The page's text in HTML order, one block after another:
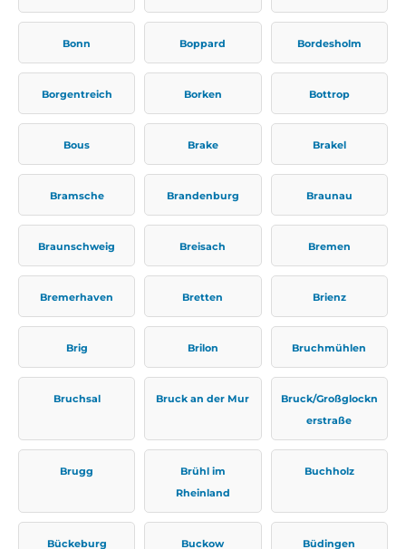
Bonn Boppard Bordesholm
Borgentreich Borken Bottrop
Bous Brake Brakel
Bramsche Brandenburg Braunau
Braunschweig Breisach Bremen
Bremerhaven Bretten Brienz
Brig Brilon Bruchmühlen
Bruchsal Bruck an der Mur
Bruck/Großglockn
erstraße
Brugg
Brühl im
Rheinland
Buchholz
Bückeburg Buckow Büdingen